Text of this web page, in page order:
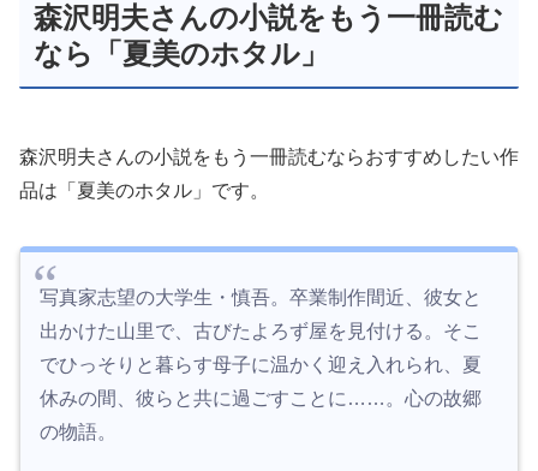
森沢明夫さんの小説をもう一冊読む
なら「夏美のホタル」
森沢明夫さんの小説をもう一冊読むならおすすめしたい作
品は「夏美のホタル」です。
写真家志望の大学生・慎吾。卒業制作間近、彼女と
出かけた山里で、古びたよろず屋を見付ける。そこ
でひっそりと暮らす母子に温かく迎え入れられ、夏
休みの間、彼らと共に過ごすことに……。心の故郷
の物語。